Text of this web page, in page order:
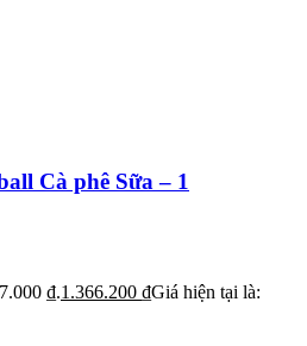
Cà phê Sữa – 1
₫.1.366.200 ₫Giá hiện tại là: